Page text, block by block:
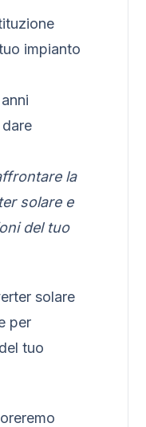
impianto
la
solare e
del tuo
solare
per
tuo